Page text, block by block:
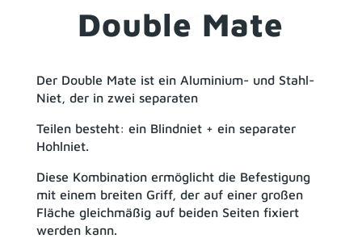
Double Mate
Der Double Mate ist ein Aluminium- und Stahl-
Niet, der in zwei separaten
Teilen besteht: ein Blindniet + ein separater
Hohlniet.
Diese Kombination ermöglicht die Befestigung
mit einem breiten Griff, der auf einer großen
Fläche gleichmäßig auf beiden Seiten fixiert
werden kann.